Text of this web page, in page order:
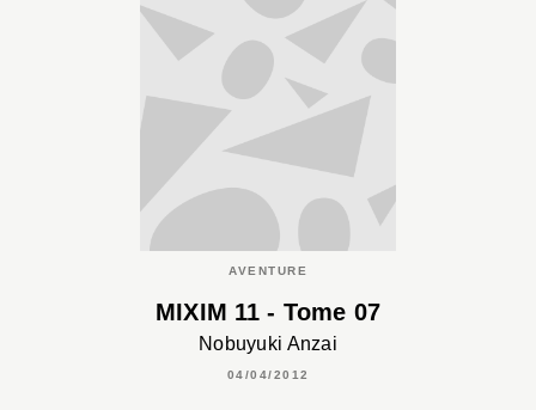
AVENTURE
MIXIM 11 - Tome 07
Nobuyuki Anzai
04/04/2012